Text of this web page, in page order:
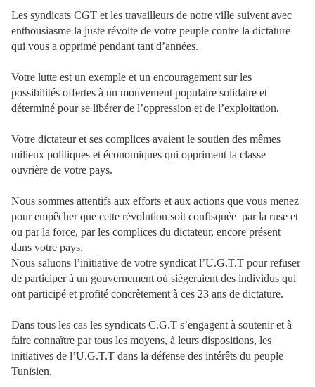
Les syndicats CGT et les travailleurs de notre ville suivent avec
enthousiasme la juste révolte de votre peuple contre la dictature
qui vous a opprimé pendant tant d’années.
Votre lutte est un exemple et un encouragement sur les
possibilités offertes à un mouvement populaire solidaire et
déterminé pour se libérer de l’oppression et de l’exploitation.
Votre dictateur et ses complices avaient le soutien des mêmes
milieux politiques et économiques qui oppriment la classe
ouvrière de votre pays.
Nous sommes attentifs aux efforts et aux actions que vous menez
pour empêcher que cette révolution soit confisquée par la ruse et
ou par la force, par les complices du dictateur, encore présent
dans votre pays.
Nous saluons l’initiative de votre syndicat l’U.G.T.T pour refuser
de participer à un gouvernement où siègeraient des individus qui
ont participé et profité concrètement à ces 23 ans de dictature.
Dans tous les cas les syndicats C.G.T s’engagent à soutenir et à
faire connaître par tous les moyens, à leurs dispositions, les
initiatives de l’U.G.T.T dans la défense des intérêts du peuple
Tunisien.